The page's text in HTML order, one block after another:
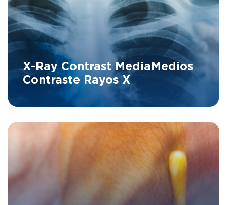
X-Ray Contrast Media Medios
Contraste Rayos X